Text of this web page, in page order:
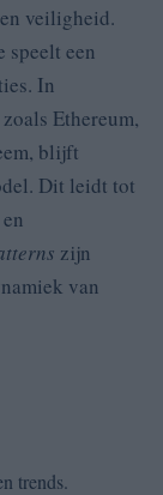
veiligheid.
speelt een
In
Ethereum,
blijft
Dit leidt tot
zijn
van
trends.